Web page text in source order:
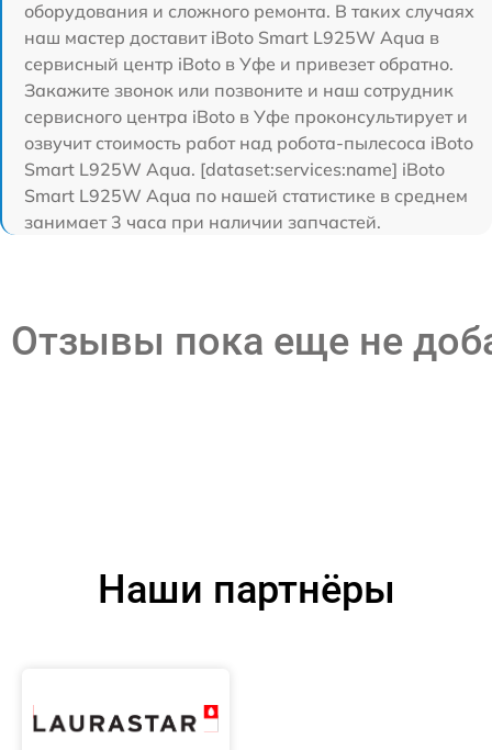
оборудования и сложного ремонта. В таких случаях
наш мастер доставит iBoto Smart L925W Aqua в
сервисный центр iBoto в Уфе и привезет обратно.
Закажите звонок или позвоните и наш сотрудник
сервисного центра iBoto в Уфе проконсультирует и
озвучит стоимость работ над робота-пылесоса iBoto
Smart L925W Aqua. [dataset:services:name] iBoto
Smart L925W Aqua по нашей статистике в среднем
занимает 3 часа при наличии запчастей.
Отзывы пока еще не
Наши партнёры